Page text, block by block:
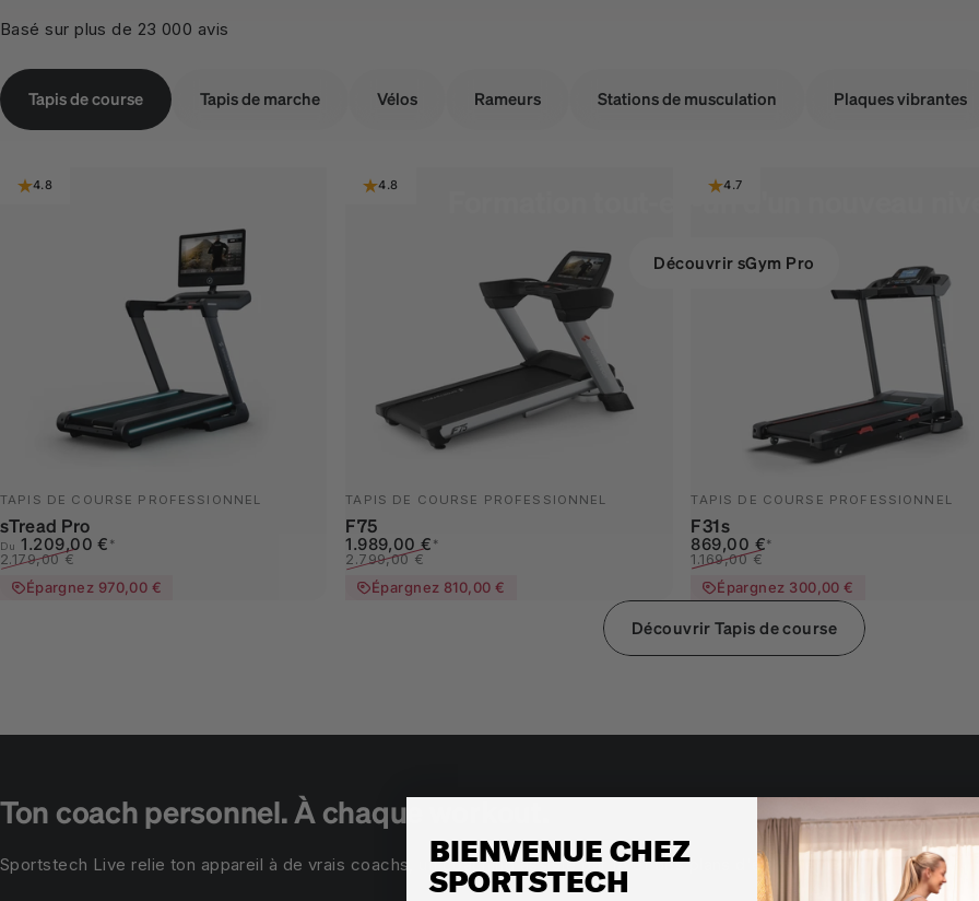
Formation tout-en-un d'un nouveau
Découvrir sGym Pro
Basé sur plus de 23 000 avis
Tapis de course Tapis de marche Vélos Rameurs Stations de musculation Plaques vibrantes
4.8
TAPIS DE COURSE PROFESSIONNEL
sTread Pro
Prix promotionnel
Du 1.209,00 € *
Prix habituel
2.179,00 €
Épargnez 970,00 €
4.8
TAPIS DE COURSE PROFESSIONNEL
F75
Prix promotionnel
1.989,00 € *
Prix habituel
2.799,00 €
Épargnez 810,00 €
4.7
TAPIS DE COURSE PROFESSIONNEL
F31s
Prix promotionnel
869,00 €*
Prix habituel
1.169,00 €
Épargnez 300,00 €
Découvrir Tapis de course
Ton coach personnel. À chaque workout.
Sportstech Live relie ton appareil à de vrais coachs, un coaching assisté par IA et des plans d'entraînement
BIENVENUE CHEZ
SPORTSTECH